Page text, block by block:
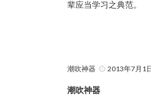
辈应当学习之典范。
潮吹神器 2013年7月1
潮吹神器